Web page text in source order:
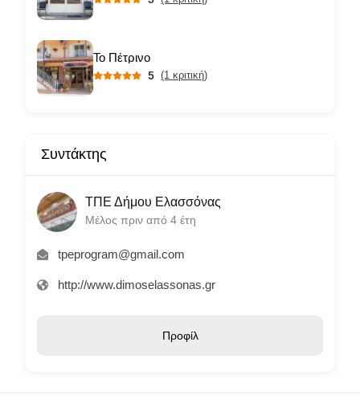
Το Πέτρινο
5 (1 κριτική)
Συντάκτης
ΤΠΕ Δήμου Ελασσόνας
Μέλος πριν από 4 έτη
tpeprogram@gmail.com
http://www.dimoselassonas.gr
Προφίλ